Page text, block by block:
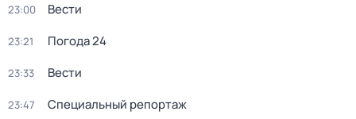
23:00 Вести
23:21 Погода 24
23:33 Вести
23:47 Специальный репортаж